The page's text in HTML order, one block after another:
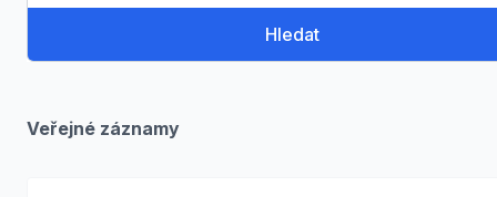
Hledat
Veřejné záznamy